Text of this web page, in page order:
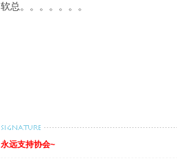
软总。。。。。。。
永远支持协会~